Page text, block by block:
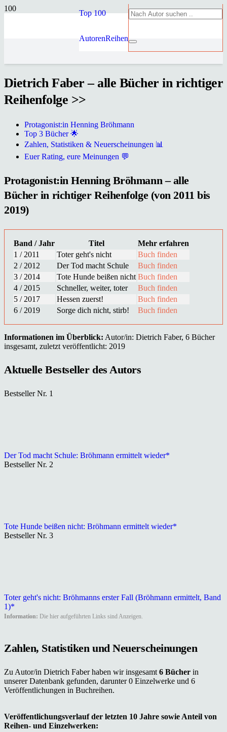
Top 100
AutorenReihen
Dietrich Faber – alle Bücher in richtiger
Reihenfolge >>
Protagonist:in Henning Bröhmann
Top 3 Bücher 🌟
Zahlen, Statistiken & Neuerscheinungen 📊
Euer Rating, eure Meinungen 💬
Protagonist:in Henning Bröhmann – alle
Bücher in richtiger Reihenfolge (von 2011 bis
2019)
Band / Jahr Titel
Mehr erfahren
1 / 2011
Toter geht's nicht
Buch finden
2 / 2012
Der Tod macht Schule
Buch finden
3 / 2014
Tote Hunde beißen nicht Buch finden
4 / 2015
Schneller, weiter, toter
Buch finden
5 / 2017
Hessen zuerst!
Buch finden
6 / 2019
Sorge dich nicht, stirb! Buch finden
Informationen im Überblick: Autor/in: Dietrich Faber, 6 Bücher
insgesamt, zuletzt veröffentlicht: 2019
Aktuelle Bestseller des Autors
Bestseller Nr. 1
Der Tod macht Schule: Bröhmann ermittelt wieder*
Bestseller Nr. 2
Tote Hunde beißen nicht: Bröhmann ermittelt wieder*
Bestseller Nr. 3
Toter geht's nicht: Bröhmanns erster Fall (Bröhmann ermittelt, Band
1)*
Information: Die hier aufgeführten Links sind Anzeigen.
Zahlen, Statistiken und Neuerscheinungen
Zu Autor/in Dietrich Faber haben wir insgesamt6 Bücher in
unserer Datenbank gefunden, darunter 0 Einzelwerke und 6
Veröffentlichungen in Buchreihen.
Veröffentlichungsverlauf der letzten 10 Jahre sowie Anteil von
Reihen- und Einzelwerken: